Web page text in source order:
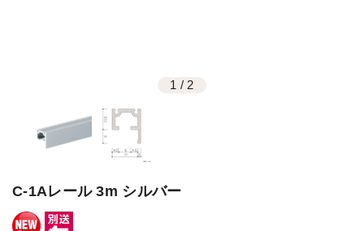
1 / 2
C-1Aレール 3m シルバー